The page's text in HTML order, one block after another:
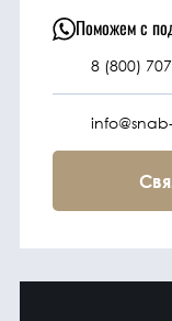
Под заказ
Поможем с
8 (800)